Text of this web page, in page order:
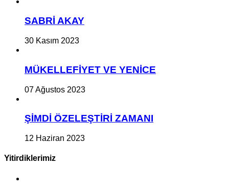
SABRİ AKAY
30 Kasım 2023
MÜKELLEFİYET VE YENİCE
07 Ağustos 2023
ŞİMDİ ÖZELEŞTİRİ ZAMANI
12 Haziran 2023
Yitirdiklerimiz